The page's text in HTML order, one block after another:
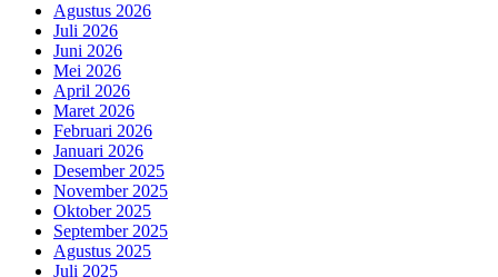
Agustus 2026
Juli 2026
Juni 2026
Mei 2026
April 2026
Maret 2026
Februari 2026
Januari 2026
Desember 2025
November 2025
Oktober 2025
September 2025
Agustus 2025
Juli 2025